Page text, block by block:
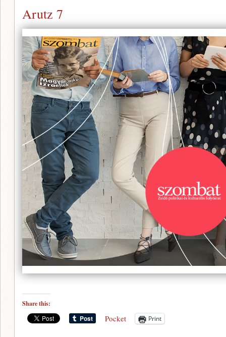
Arutz 7
Share this:
Pocket Print